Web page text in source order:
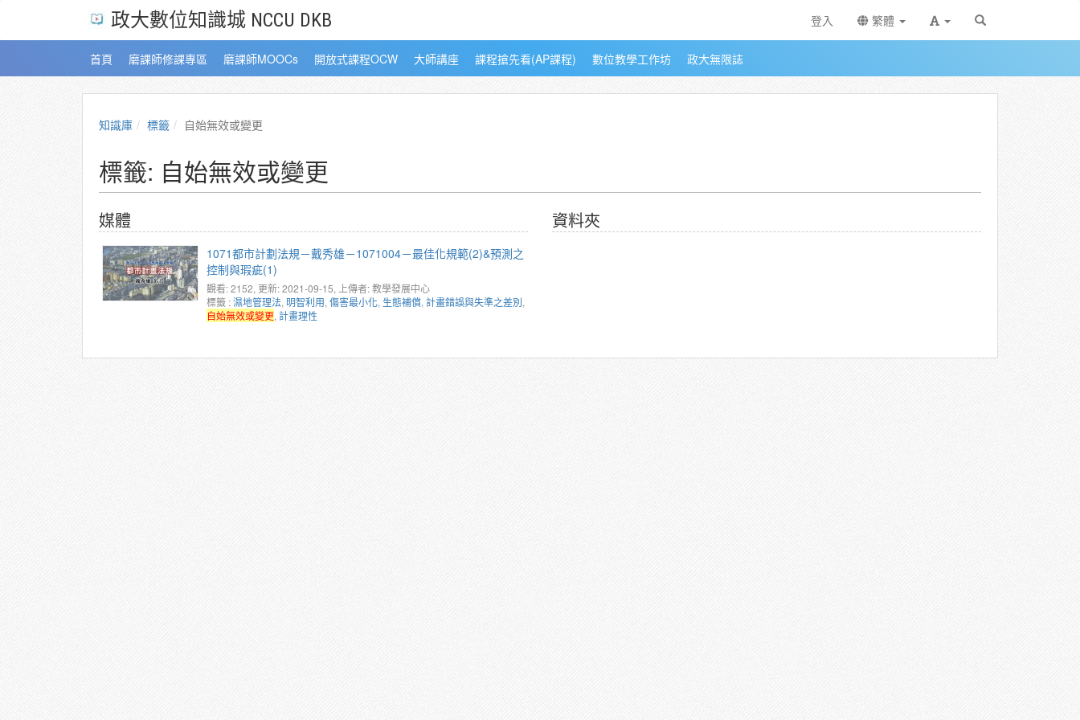
政大數位知識城 NCCU DKB 登入 繁體
首頁 磨課師修課專區 磨課師MOOCs 開放式課程OCW 大師講座 課程搶先看(AP課程) 數位教學工作坊 政大無限誌
知識庫 標籤 自始無效或變更
標籤: 自始無效或變更
媒體
1071都市計劃法規－戴秀雄－1071004－最佳化規範(2)&預測之
控制與瑕疵(1)
觀看: 2152, 更新: 2021-09-15, 上傳者: 教學發展中心
標籤 :濕地管理法, 明智利用, 傷害最小化, 生態補償, 計畫錯誤與失準之差別,
自始無效或變更, 計畫理性
資料夾